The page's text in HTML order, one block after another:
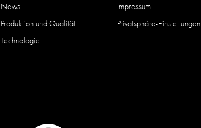
News
Produktion und Qualität
Technologie
Impressum
Privatsphäre-Einstellungen